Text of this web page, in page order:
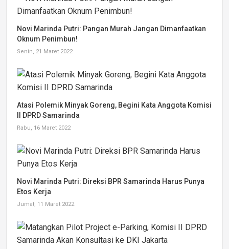
Novi Marinda Putri: Pangan Murah Jangan Dimanfaatkan
Oknum Penimbun!
Senin, 21 Maret 2022
Atasi Polemik Minyak Goreng, Begini Kata Anggota Komisi
II DPRD Samarinda
Rabu, 16 Maret 2022
Novi Marinda Putri: Direksi BPR Samarinda Harus Punya
Etos Kerja
Jumat, 11 Maret 2022